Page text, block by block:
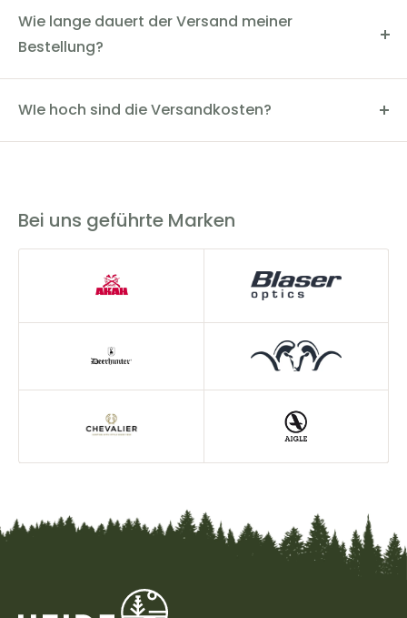
Wie lange dauert der Versand meiner
Bestellung?
Der Versand dauert in der Regel 2-4 Werktage. Du
kannst den Status deiner Bestellung über die
WIe hoch sind die Versandkosten?
Die Versandkosten innerhalb Deutschlands betragen
Bei uns geführte Marken